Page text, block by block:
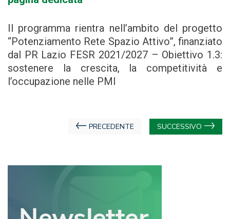
Il programma rientra nell’ambito del progetto
“Potenziamento Rete Spazio Attivo”, finanziato
dal PR Lazio FESR 2021/2027 – Obiettivo 1.3:
sostenere la crescita, la competitività e
l’occupazione nelle PMI
Navigazione
PRECEDENTE SUCCESSIVO